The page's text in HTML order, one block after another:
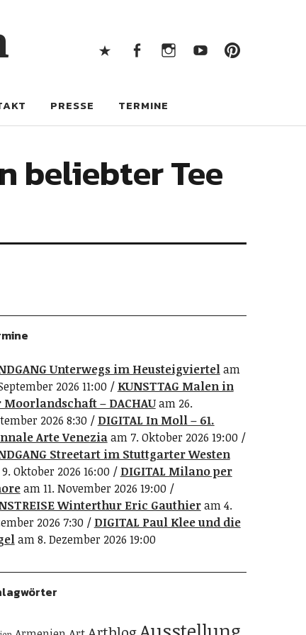
PRESSE TERMINE
beliebter Tee
Unterwegs im Heusteigviertelam
2026 11:00
KUNSTTAG Malen in
Moorlandschaft – DACHAUam 26.
2026 8:30
DIGITAL In Moll – 61.
Arte Veneziaam 7. Oktober 2026 19:00
Streetart im Stuttgarter Westen
Oktober 2026 16:00
DIGITAL Milano per
am 11. November 2026 19:00
Winterthur Eric Gauthieram 4.
2026 7:30
DIGITAL Paul Klee und die
am 8. Dezember 2026 19:00